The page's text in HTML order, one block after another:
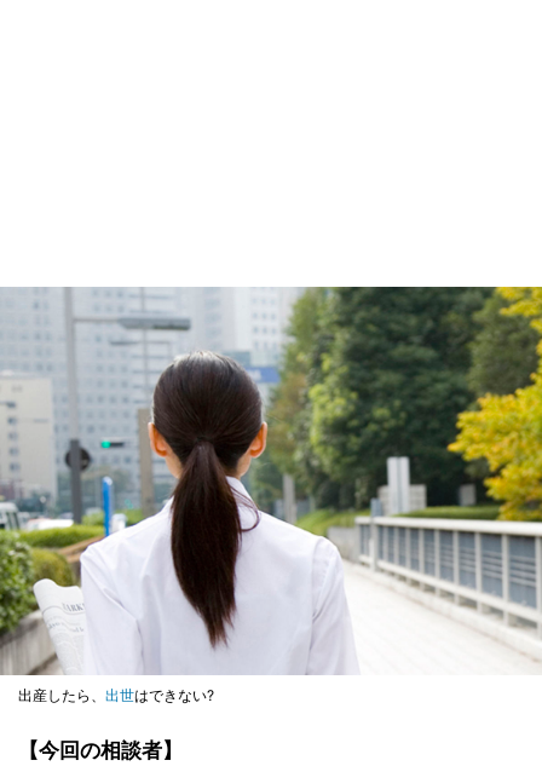
出産したら、 出世はできない?
【今回の相談者】